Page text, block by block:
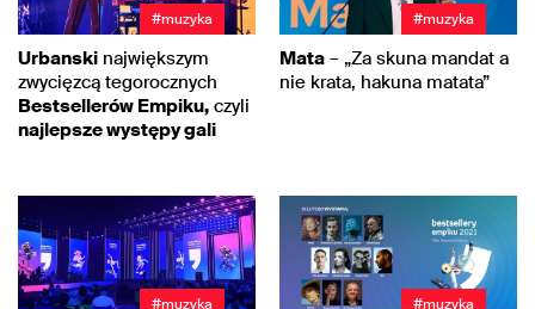
#muzyka
Urbanski największym
zwycięzcą tegorocznych
Bestsellerów Empiku, czyli
najlepsze występy gali
#muzyka
Mata – „Za skuna mandat a
nie krata, hakuna matata”
#muzyka #muzyka